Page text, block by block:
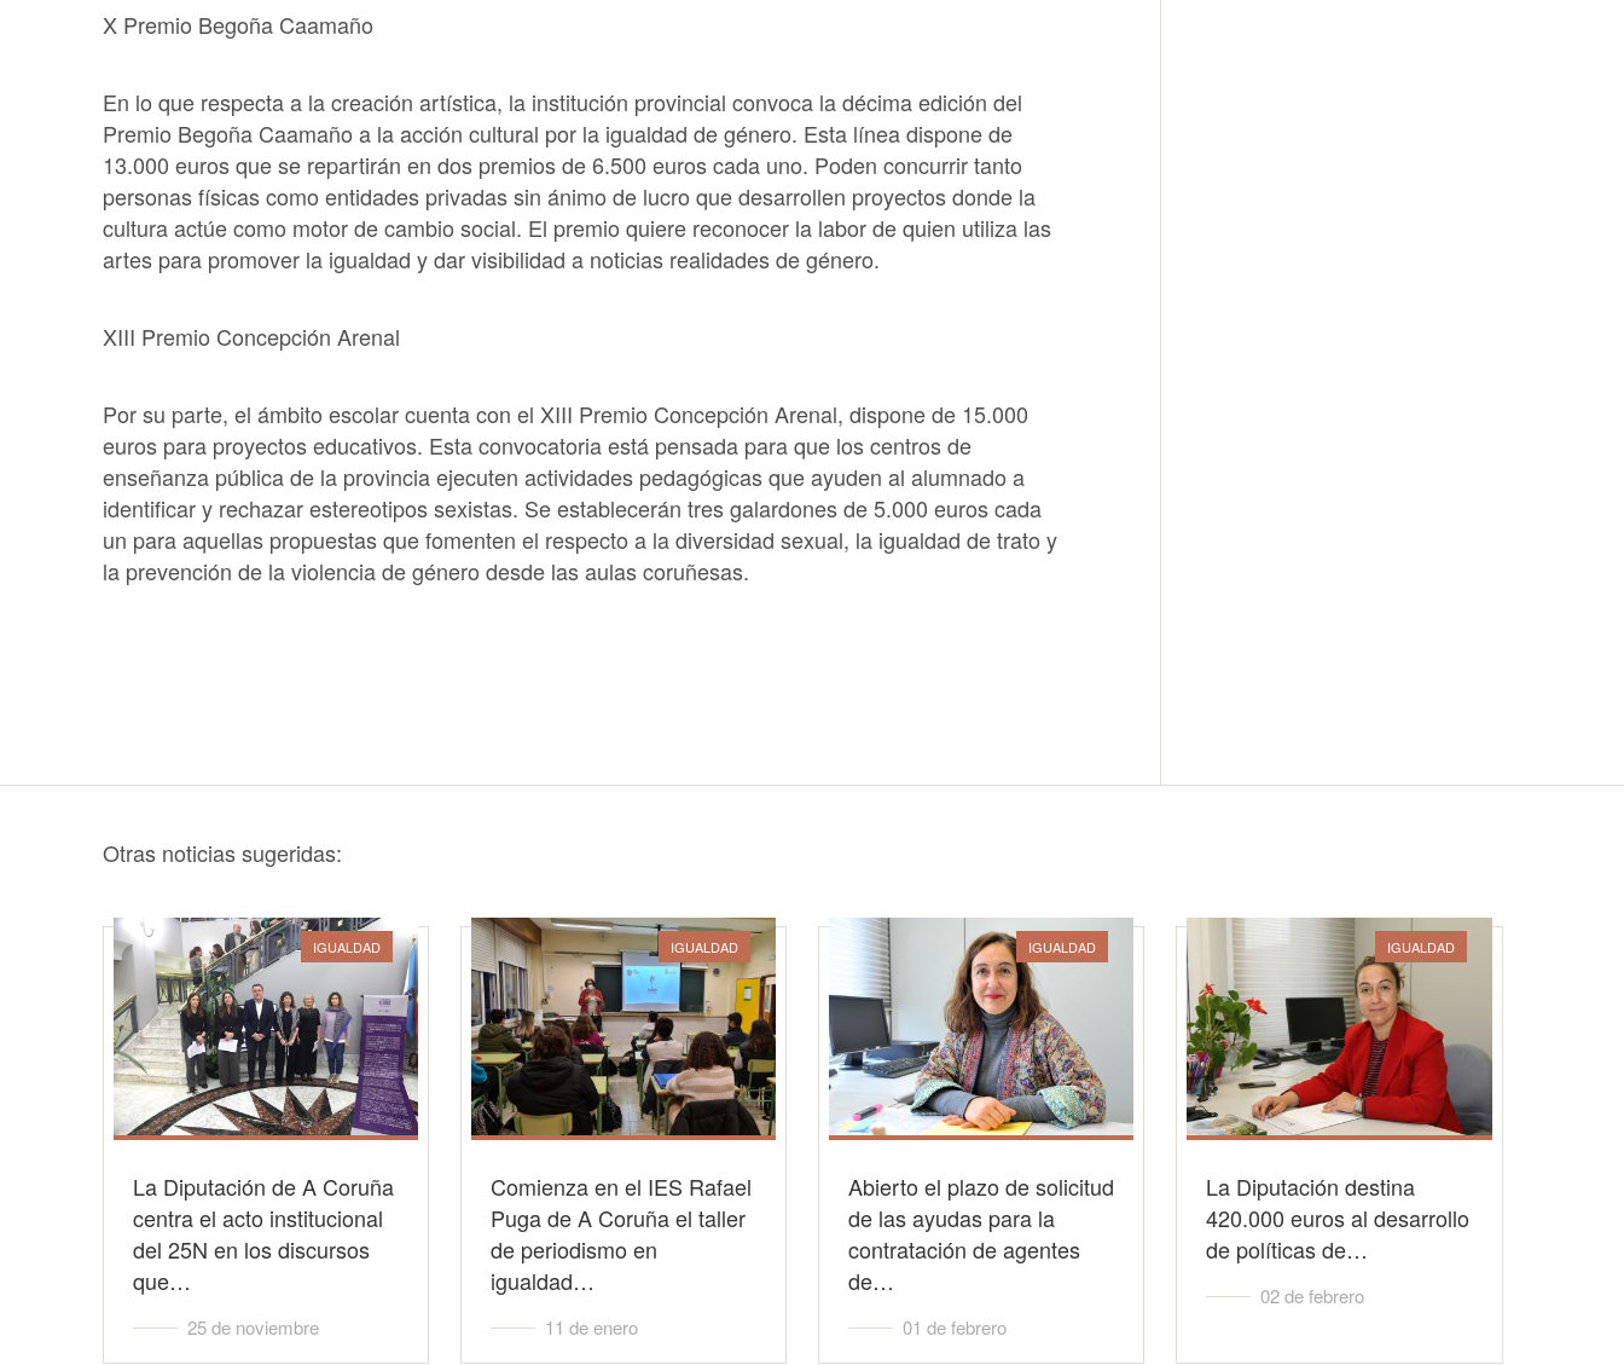
X Premio Begoña Caamaño
En lo que respecta a la creación artística, la institución provincial convoca la décima edición del
Premio Begoña Caamaño a la acción cultural por la igualdad de género. Esta línea dispone de
13.000 euros que se repartirán en dos premios de 6.500 euros cada uno. Poden concurrir tanto
personas físicas como entidades privadas sin ánimo de lucro que desarrollen proyectos donde la
cultura actúe como motor de cambio social. El premio quiere reconocer la labor de quien utiliza las
artes para promover la igualdad y dar visibilidad a noticias realidades de género.
XIII Premio Concepción Arenal
Por su parte, el ámbito escolar cuenta con el XIII Premio Concepción Arenal, dispone de 15.000
euros para proyectos educativos. Esta convocatoria está pensada para que los centros de
enseñanza pública de la provincia ejecuten actividades pedagógicas que ayuden al alumnado a
identificar y rechazar estereotipos sexistas. Se establecerán tres galardones de 5.000 euros cada
un para aquellas propuestas que fomenten el respecto a la diversidad sexual, la igualdad de trato y
la prevención de la violencia de género desde las aulas coruñesas.
Otras noticias sugeridas:
IGUALDAD
La Diputación de A Coruña
centra el acto institucional
del 25N en los discursos
que…
25 de noviembre
IGUALDAD
Comienza en el IES Rafael
Puga de A Coruña el taller
de periodismo en
igualdad…
11 de enero
IGUALDAD
Abierto el plazo de solicitud
de las ayudas para la
contratación de agentes
de…
01 de febrero
IGUALDAD
La Diputación destina
420.000 euros al desarrollo
de políticas de…
02 de febrero